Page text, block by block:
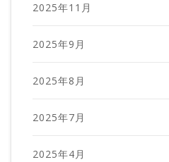
2025年11月
2025年9月
2025年8月
2025年7月
2025年4月